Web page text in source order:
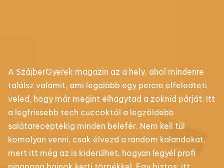
A SzájberGyerek magazin az a hely, ahol mindenre
találsz valamit, ami legalább egy percre elfeledteti
veled, hogy már megint elhagytad a zoknid párját. Itt
a legfrissebb tech cuccoktól a legzöldebb
salátareceptekig minden belefér. Nem kell túl
komolyan venni, csak élvezd a random kalandokat,
mert itt még az is kiderülhet, hogyan legyél profi